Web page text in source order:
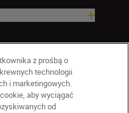
z prośbą o
technologii
i marketingowych.
aby wyciągać
od